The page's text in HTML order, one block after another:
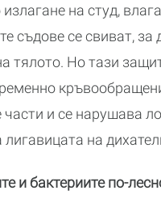
на студ,
съдове се свиват, за
тялото. Но тази
части и се нарушава
лигавицата на
и бактериите по-